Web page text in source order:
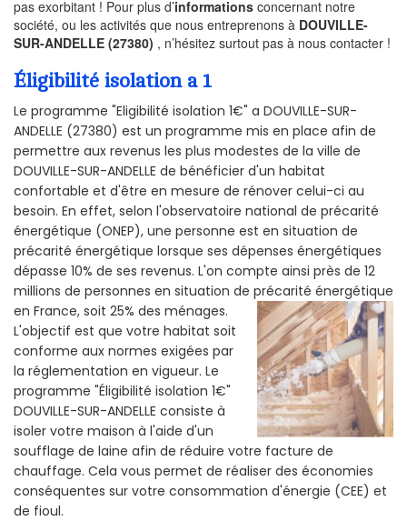
pas exorbitant ! Pour plus d’informations concernant notre
société, ou les activités que nous entreprenons à DOUVILLE-
SUR-ANDELLE (27380) , n’hésitez surtout pas à nous contacter !
Éligibilité isolation a 1
Le programme "Eligibilité isolation 1€" a DOUVILLE-SUR-
ANDELLE (27380) est un programme mis en place afin de
permettre aux revenus les plus modestes de la ville de
DOUVILLE-SUR-ANDELLE de bénéficier d'un habitat
confortable et d'être en mesure de rénover celui-ci au
besoin. En effet, selon l'observatoire national de précarité
énergétique (ONEP), une personne est en situation de
précarité énergétique lorsque ses dépenses énergétiques
dépasse 10% de ses revenus. L'on compte ainsi près de 12
millions de personnes en situation de précarité énergétique
en France, soit 25% des ménages.
L'objectif est que votre habitat soit
conforme aux normes exigées par
la réglementation en vigueur. Le
programme "Éligibilité isolation 1€"
DOUVILLE-SUR-ANDELLE consiste à
isoler votre maison à l'aide d'un
soufflage de laine afin de réduire votre facture de
chauffage. Cela vous permet de réaliser des économies
conséquentes sur votre consommation d'énergie (CEE) et
de fioul.